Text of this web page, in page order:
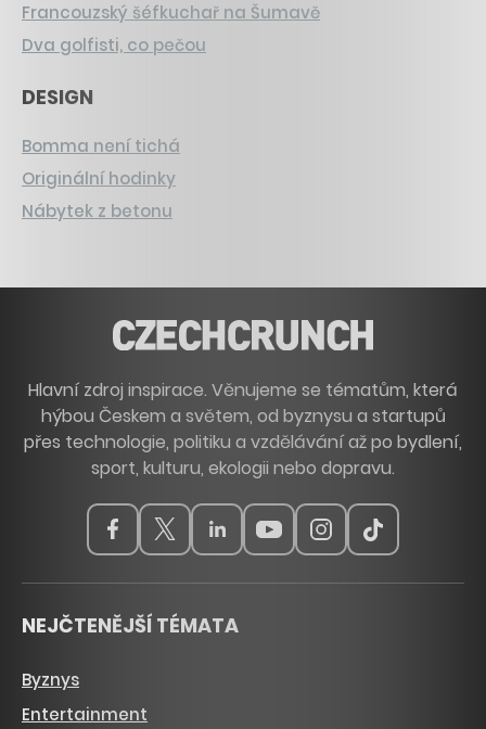
Francouzský šéfkuchař na Šumavě
Dva golfisti, co pečou
DESIGN
Bomma není tichá
Originální hodinky
Nábytek z betonu
Hlavní zdroj inspirace. Věnujeme se tématům, která
hýbou Českem a světem, od byznysu a startupů
přes technologie, politiku a vzdělávání až po bydlení,
sport, kulturu, ekologii nebo dopravu.
NEJČTENĚJŠÍ TÉMATA
Byznys
Entertainment